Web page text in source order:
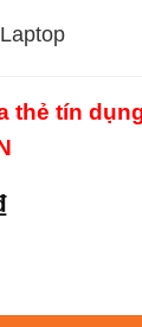
thẻ tín
5 Eagle